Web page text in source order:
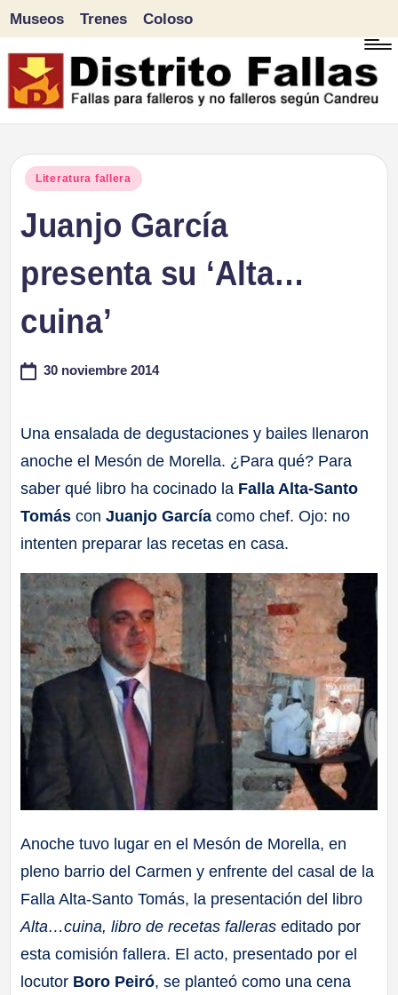
Saltar
al
Museos Trenes Coloso
Publicado
Literatura fallera
Juanjo García
presenta su ‘Alta…
cuina’
30 noviembre 2014
Una ensalada de degustaciones y bailes llenaron
anoche el Mesón de Morella. ¿Para qué? Para
saber qué libro ha cocinado la Falla Alta-Santo
Tomás con Juanjo García como chef. Ojo: no
intenten preparar las recetas en casa.
Anoche tuvo lugar en el Mesón de Morella, en
pleno barrio del Carmen y enfrente del casal de la
Falla Alta-Santo Tomás, la presentación del libro
Alta…cuina, libro de recetas falleras editado por
esta comisión fallera. El acto, presentado por el
locutor Boro Peiró, se planteó como una cena